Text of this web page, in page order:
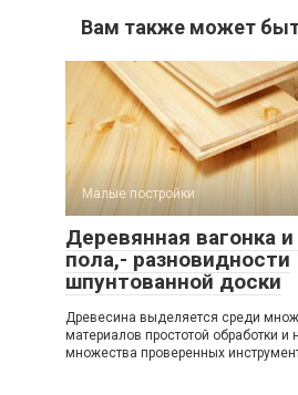
Вам также может
Малые постройки
Деревянная вагонка
пола,- разновидности
шпунтованной доски
Древесина выделяется среди
материалов простотой обработки и
множества проверенных